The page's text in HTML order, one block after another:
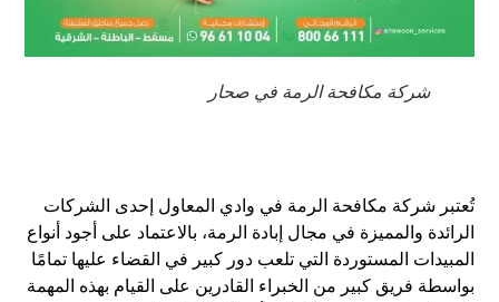
شركة مكافحة الرمة في صحار
تُعتبر شركة مكافحة الرمة في وادي المعاول إحدى الشركات
الرائدة والمميزة في مجال إبادة الرمة، بالاعتماد على أجود أنواع
المبيدات المستوردة التي تلعب دور كبير في القضاء عليها تمامًا
بواسطة فريق كبير من الخبراء القادرين على القيام بهذه المهمة